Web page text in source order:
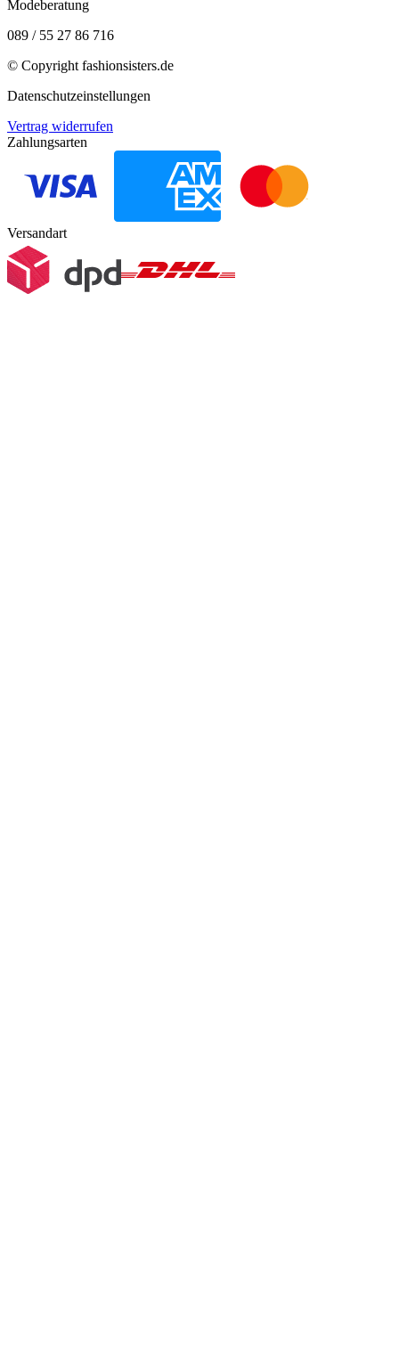
Modeberatung
089 / 55 27 86 716
© Copyright fashionsisters.de
Datenschutzeinstellungen
Vertrag widerrufen
Zahlungsarten
Versandart